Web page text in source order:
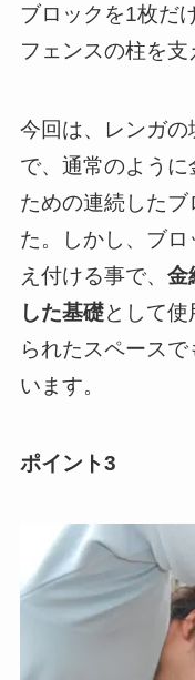
ブロックを1枚だ
フェンスの柱を支
今回は、レンガ
で、通常のよう
ための連続した
た。しかし、ブ
え付ける事で、 金
した基礎として使
られたスペース
います。
ポイント3